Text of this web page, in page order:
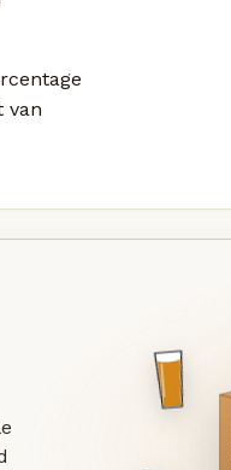
van